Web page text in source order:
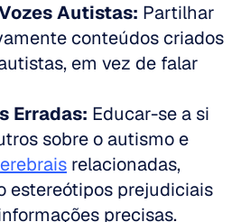
Autistas: Partilhar
conteúdos criados
em vez de falar
Erradas: Educar-se a si
relacionadas,
estereótipos prejudiciais
precisas.